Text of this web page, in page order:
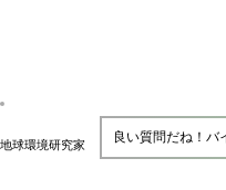
地球環境研究家 良い質問だね！バ